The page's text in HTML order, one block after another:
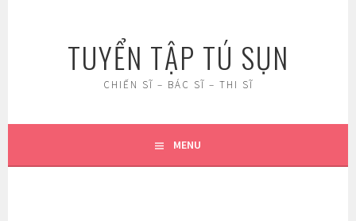
TUYỂN TẬP TÚ SỤN
CHIẾN SĨ – BÁC SĨ – THI SĨ
MENU